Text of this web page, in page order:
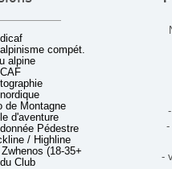
compét.
alpine
de Montagne
d'aventure
Pédestre
/ Highline
(18-35+ ans)
Club
-
-